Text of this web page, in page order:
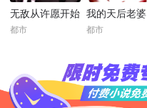
无敌从许愿开始
都市
我的天后老婆
都市